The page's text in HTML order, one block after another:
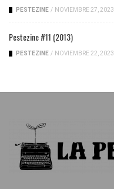
PESTEZINE / NOVIEMBRE 27, 2023
Pestezine #11 (2013)
PESTEZINE / NOVIEMBRE 22, 2023